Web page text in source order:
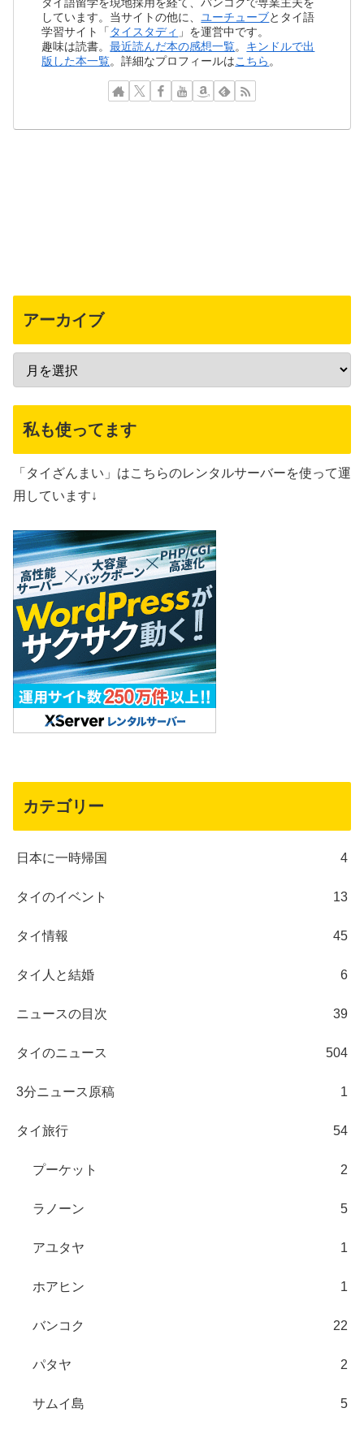
タイ語留学を現地採用を経て、バンコクで専業主夫を
しています。当サイトの他に、ユーチューブとタイ語
学習サイト「 タイスタディ 」を運営中です。
趣味は読書。最近読んだ本の感想一覧。 キンドルで出
版した本一覧。詳細なプロフィールはこちら。
アーカイブ
私も使ってます
「タイざんまい」はこちらのレンタルサーバーを使って運
用しています↓
カテゴリー
日本に一時帰国 4
タイのイベント 13
タイ情報 45
タイ人と結婚 6
ニュースの目次 39
タイのニュース 504
3分ニュース原稿 1
タイ旅行 54
プーケット 2
ラノーン 5
アユタヤ 1
ホアヒン 1
バンコク 22
パタヤ 2
サムイ島 5